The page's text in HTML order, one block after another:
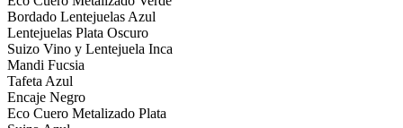
Bordado Lentejuelas Azul
Lentejuelas Plata Oscuro
Suizo Vino y Lentejuela Inca
Mandi Fucsia
Tafeta Azul
Encaje Negro
Eco Cuero Metalizado Plata